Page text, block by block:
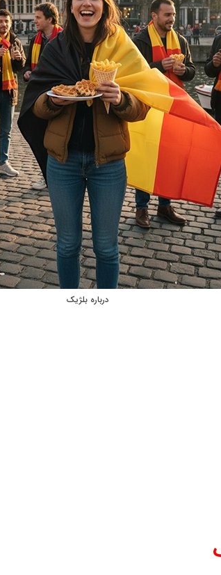
درباره بلژیک